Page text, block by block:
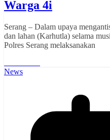
Warga 4i
Serang – Dalam upaya
dan lahan (Karhutla) selama
Polres Serang melaksanakan
News